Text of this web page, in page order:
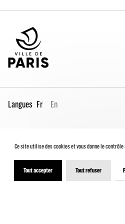
Langues Fr En
Conditions générales de vente
Déclaration d'accessibilité
Ce site utilise des cookies et vous donne le
Tout accepter Tout refuser